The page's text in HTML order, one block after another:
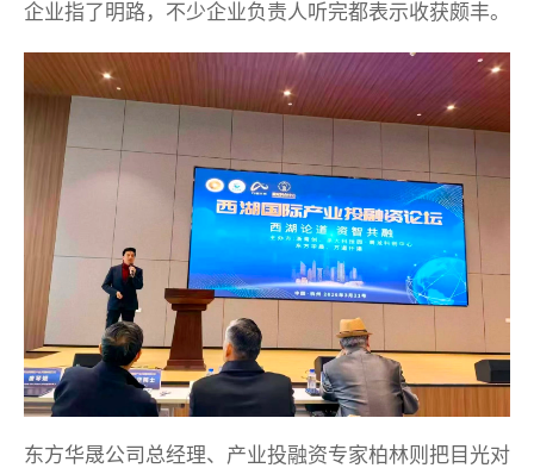
企业指了明路，不少企业负责人听完都表示收获颇丰。
东方华晟公司总经理、产业投融资专家柏林则把目光对